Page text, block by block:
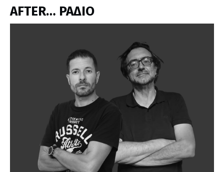
AFTER… ΡΑΔΙΟ